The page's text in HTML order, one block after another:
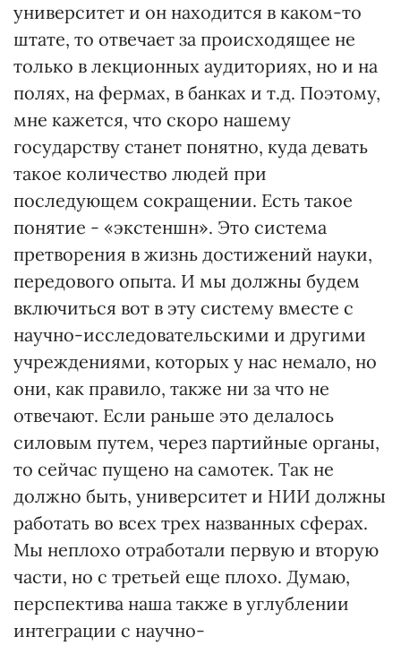
университет и он находится в каком-то
штате, то отвечает за происходящее не
только в лекционных аудиториях, но и на
полях, на фермах, в банках и т.д. Поэтому,
мне кажется, что скоро нашему
государству станет понятно, куда девать
такое количество людей при
последующем сокращении. Есть такое
понятие - «экстеншн». Это система
претворения в жизнь достижений науки,
передового опыта. И мы должны будем
включиться вот в эту систему вместе с
научно-исследовательскими и другими
учреждениями, которых у нас немало, но
они, как правило, также ни за что не
отвечают. Если раньше это делалось
силовым путем, через партийные органы,
то сейчас пущено на самотек. Так не
должно быть, университет и НИИ должны
работать во всех трех названных сферах.
Мы неплохо отработали первую и вторую
части, но с третьей еще плохо. Думаю,
перспектива наша также в углублении
интеграции с научно-